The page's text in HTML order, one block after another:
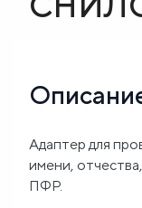
О
FAQ
Адаптер для
имени,
ПФР.